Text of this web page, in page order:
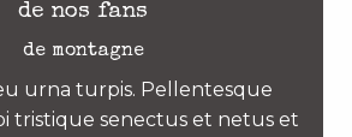
de nos fans
de montagne
urna turpis. Pellentesque
tristique senectus et netus et